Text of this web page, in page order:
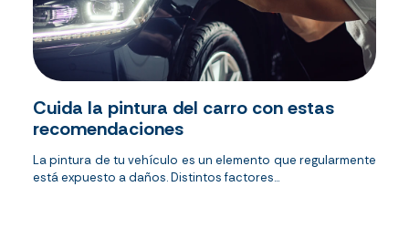
Cuida la pintura del carro con estas
recomendaciones
La pintura de tu vehículo es un elemento que regularmente
está expuesto a daños. Distintos factores...